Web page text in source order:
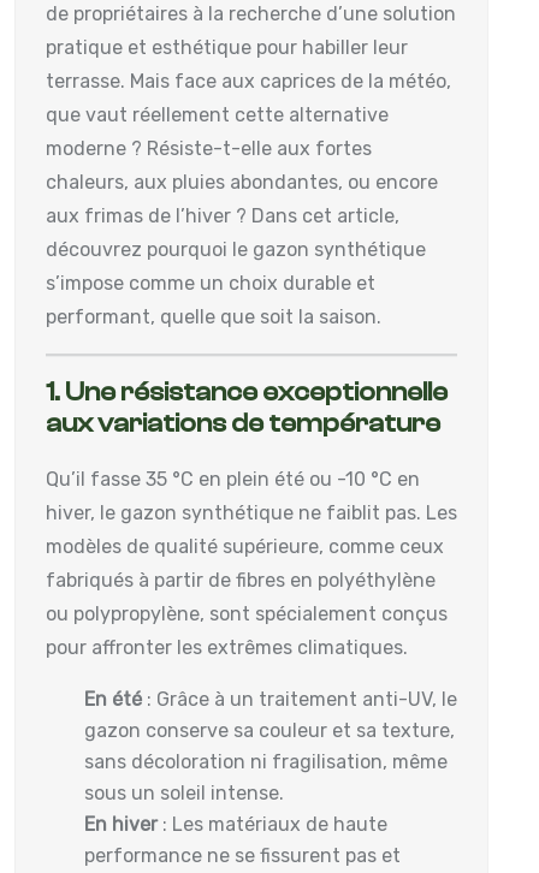
de propriétaires à la recherche d’une solution
pratique et esthétique pour habiller leur
terrasse. Mais face aux caprices de la météo,
que vaut réellement cette alternative
moderne ? Résiste-t-elle aux fortes
chaleurs, aux pluies abondantes, ou encore
aux frimas de l’hiver ? Dans cet article,
découvrez pourquoi le gazon synthétique
s’impose comme un choix durable et
performant, quelle que soit la saison.
1. Une résistance exceptionnelle
aux variations de température
Qu’il fasse 35 °C en plein été ou -10 °C en
hiver, le gazon synthétique ne faiblit pas. Les
modèles de qualité supérieure, comme ceux
fabriqués à partir de fibres en polyéthylène
ou polypropylène, sont spécialement conçus
pour affronter les extrêmes climatiques.
En été : Grâce à un traitement anti-UV, le
gazon conserve sa couleur et sa texture,
sans décoloration ni fragilisation, même
sous un soleil intense.
En hiver: Les matériaux de haute
performance ne se fissurent pas et